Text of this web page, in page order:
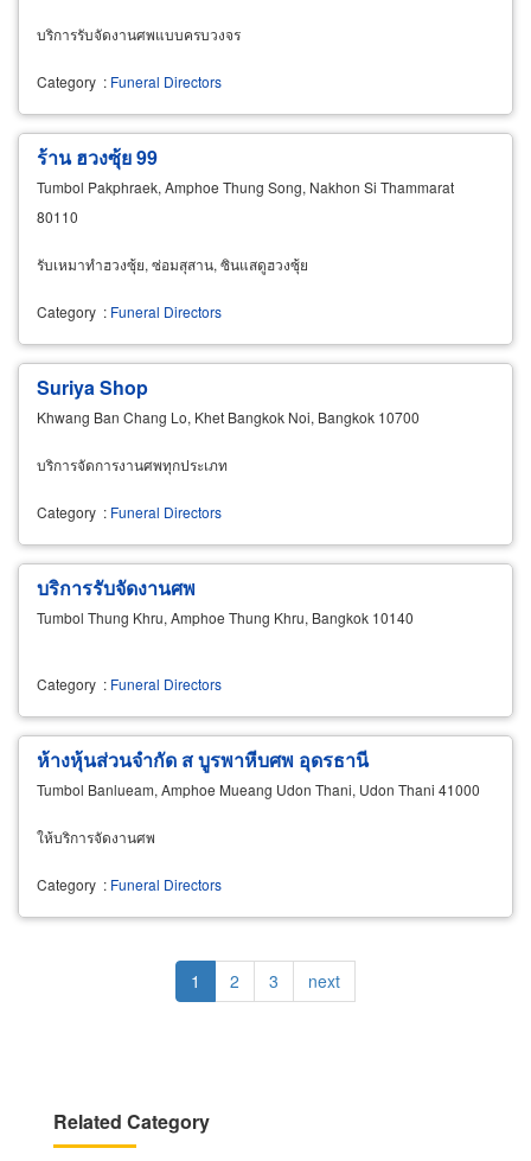
บริการรับจัดงานศพแบบครบวงจร
Category : Funeral Directors
ร้าน ฮวงซุ้ย 99
Tumbol Pakphraek, Amphoe Thung Song, Nakhon Si Thammarat
80110
รับเหมาทำฮวงซุ้ย, ซ่อมสุสาน, ซินแสดูฮวงซุ้ย
Category : Funeral Directors
Suriya Shop
Khwang Ban Chang Lo, Khet Bangkok Noi, Bangkok 10700
บริการจัดการงานศพทุกประเภท
Category : Funeral Directors
บริการรับจัดงานศพ
Tumbol Thung Khru, Amphoe Thung Khru, Bangkok 10140
Category : Funeral Directors
ห้างหุ้นส่วนจำกัด ส บูรพาหีบศพ อุดรธานี
Tumbol Banlueam, Amphoe Mueang Udon Thani, Udon Thani 41000
ให้บริการจัดงานศพ
Category : Funeral Directors
Current
page
1 Page
2 Page
3
Next
page
next
Related Category